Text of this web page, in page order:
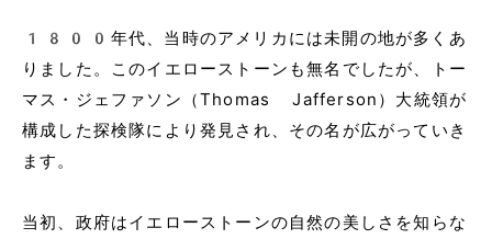
1800年代、当時のアメリカには未開の地が多くあ
りました。このイエローストーンも無名でしたが、トー
マス・ジェファソン（Thomas Jafferson）大統領が
構成した探検隊により発見され、その名が広がっていき
ます。
当初、政府はイエローストーンの自然の美しさを知らな